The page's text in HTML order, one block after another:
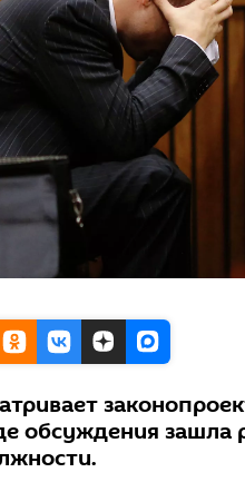
обсуждения зашла